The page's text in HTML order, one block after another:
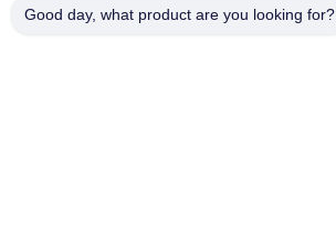
Good day, what product are you looking for?